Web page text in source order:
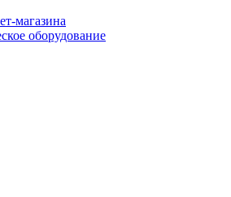
магазина
оборудование